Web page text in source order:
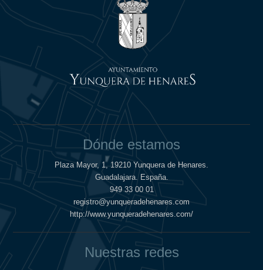
Dónde estamos
Plaza Mayor, 1, 19210 Yunquera de Henares.
Guadalajara. España.
949 33 00 01
registro@yunqueradehenares.com
http://www.yunqueradehenares.com/
Nuestras redes